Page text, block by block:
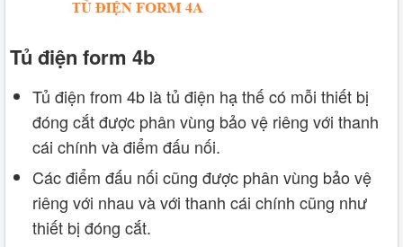
Tủ điện form 4b
Tủ điện from 4b là tủ điện hạ thế có mỗi thiết bị
đóng cắt được phân vùng bảo vệ riêng với thanh
cái chính và điểm đấu nối.
Các điểm đấu nối cũng được phân vùng bảo vệ
riêng với nhau và với thanh cái chính cũng như
thiết bị đóng cắt.